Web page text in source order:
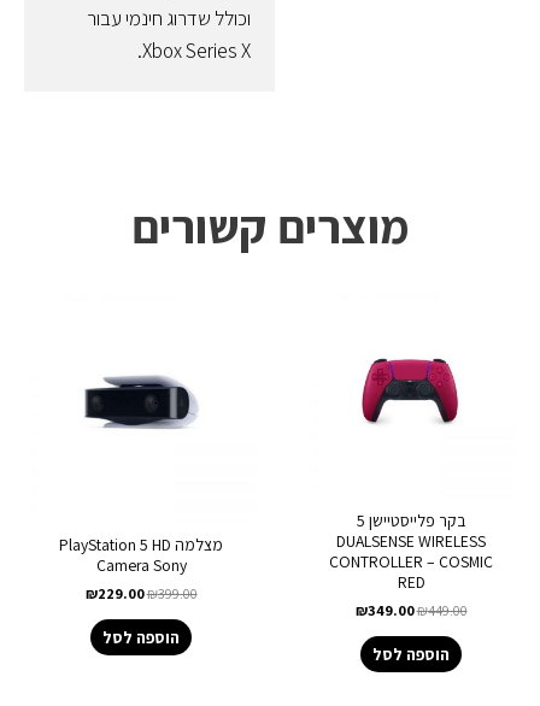
וכולל שדרוג חינמי עבור
Xbox Series X.
מוצרים קשורים
בקר פלייסטיישן 5
DUALSENSE WIRELESS
CONTROLLER – COSMIC
RED
₪449.00
₪349.00
הוספה לסל
מצלמה PlayStation 5 HD
Camera Sony
₪399.00
₪229.00
הוספה לסל